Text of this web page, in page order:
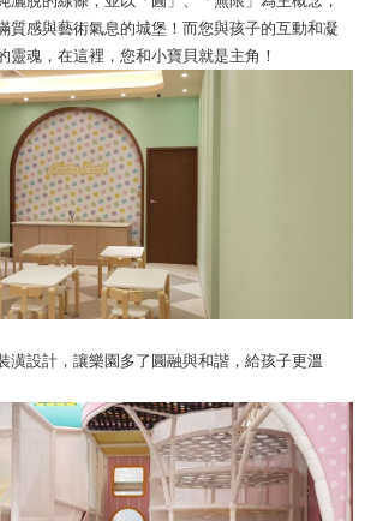
質感與藝術氣息的城堡！而您與孩子的互動和凝
靈魂，在這裡，您和小寶貝就是主角！
潢設計，讓樂園多了圓融與和諧，給孩子更溫